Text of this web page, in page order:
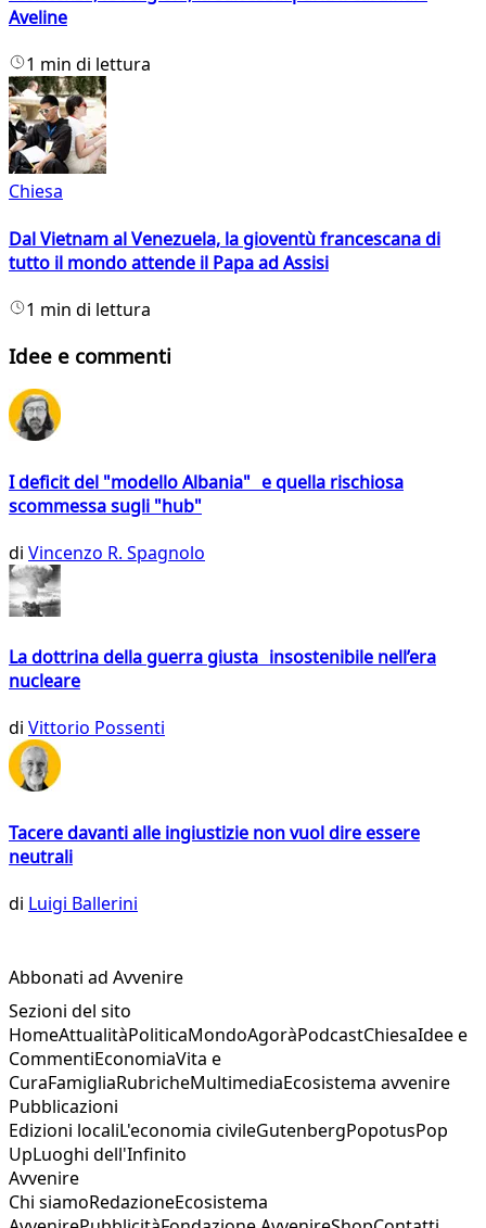
Aveline
1 min di lettura
Chiesa
Dal Vietnam al Venezuela, la gioventù francescana di
tutto il mondo attende il Papa ad Assisi
1 min di lettura
Idee e commenti
I deficit del "modello Albania" e quella rischiosa
scommessa sugli "hub"
di Vincenzo R. Spagnolo
La dottrina della guerra giusta insostenibile nell’era
nucleare
di Vittorio Possenti
Tacere davanti alle ingiustizie non vuol dire essere
neutrali
di Luigi Ballerini
Abbonati ad Avvenire
Sezioni del sito
HomeAttualitàPoliticaMondoAgoràPodcastChiesaIdee e
CommentiEconomiaVita e
CuraFamigliaRubricheMultimediaEcosistema avvenire
Pubblicazioni
Edizioni localiL'economia civileGutenbergPopotusPop
UpLuoghi dell'Infinito
Avvenire
Chi siamoRedazioneEcosistema